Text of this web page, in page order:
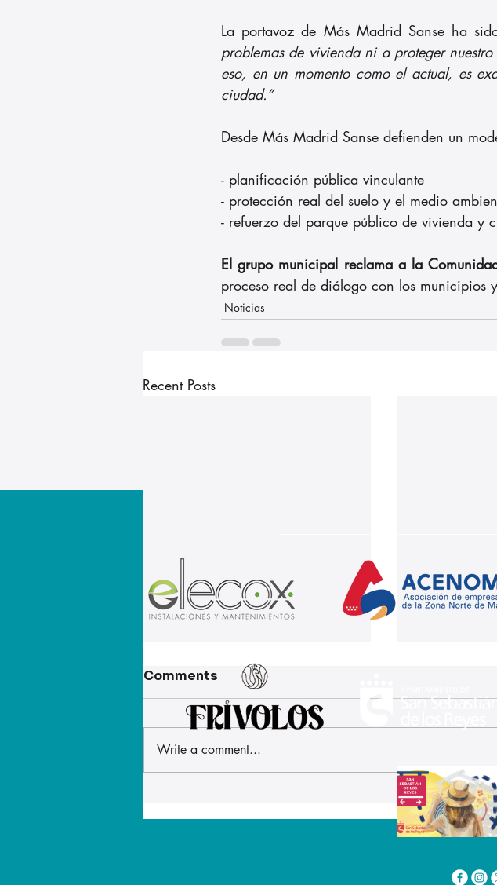
La portavoz de Más Madrid Sanse ha
problemas de vivienda ni a proteger
eso, en un momento como el actual, es
ciudad.”
Desde Más Madrid Sanse defienden un
- planificación pública vinculante
- protección real del suelo y el medio
- refuerzo del parque público de vivienda y
El grupo municipal reclama a la
proceso real de diálogo con los municipios
Noticias
Recent Posts
La III
Sebastián
agosto
Comments
Write a comment...